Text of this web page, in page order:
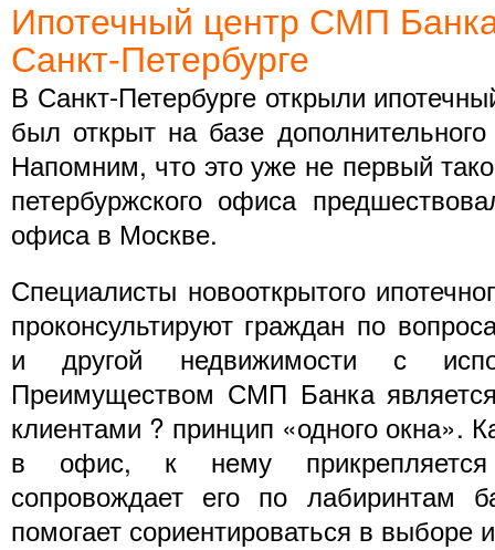
Ипотечный центр СМП
Санкт-Петербурге
В Санкт-Петербурге открыли
был открыт на базе
Напомним, что это уже не первый
петербуржского офиса
офиса в Москве.
Специалисты новооткрытого
проконсультируют граждан по
и другой недвижимости с
Преимуществом СМП Банка
клиентами ? принцип «одного окна».
в офис, к нему
сопровождает его по лабиринтам
помогает сориентироваться в выборе